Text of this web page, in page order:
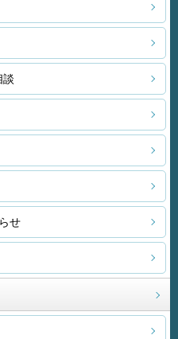
談
せ